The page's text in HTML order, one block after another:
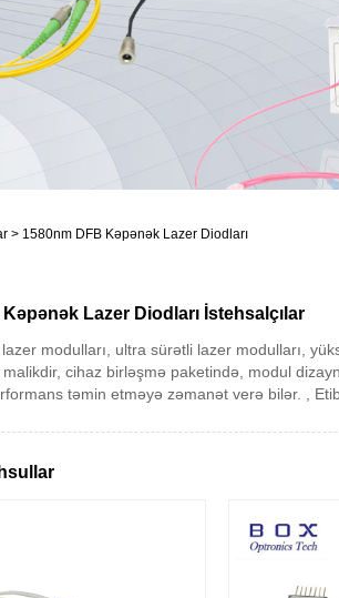
> 1580nm DFB Kəpənək Lazer Diodları
Lazer Diodları İstehsalçılar
modulları, ultra sürətli lazer modulları,
malikdir, cihaz birləşmə paketində, modul
təmin etməyə zəmanət verə bilər. ,